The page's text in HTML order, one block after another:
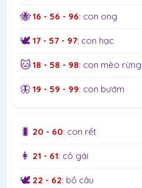
🐝16 - 56 - 96: con ong
🕊️17 - 57 - 97: con hạc
🐱18 - 58 - 98: con mèo rừng
🦋 19 - 59 - 99: con bướm
🐛 20 - 60: con rết
👩 21 - 61: cô gái
🕊️ 22 - 62: bồ câu